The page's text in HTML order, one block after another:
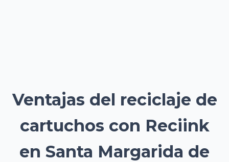
Ventajas del reciclaje de
cartuchos con Reciink
en Santa Margarida de